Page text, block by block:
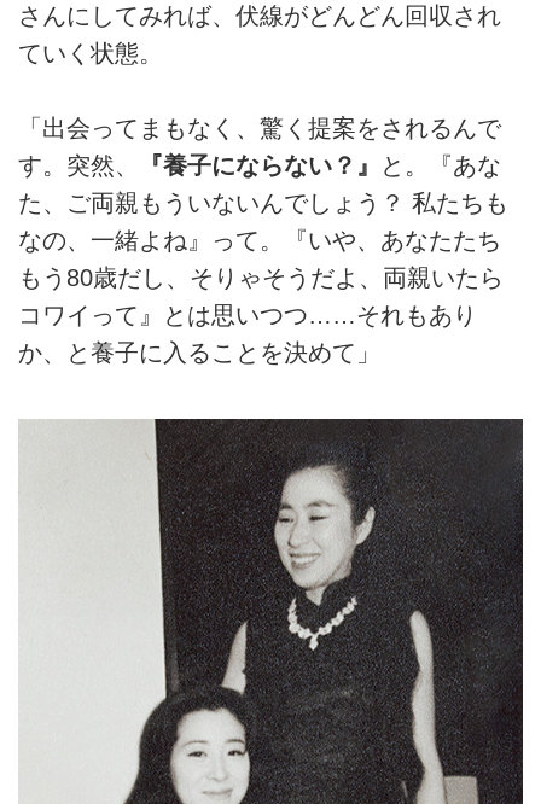
さんにしてみれば、伏線がどんどん回収され
ていく状態。
「出会ってまもなく、驚く提案をされるんで
す。突然、
『養子にならない？』
と。『あな
た、ご両親もういないんでしょう？ 私たちも
なの、一緒よね』って。『いや、あなたたち
もう80歳だし、そりゃそうだよ、両親いたら
コワイって』とは思いつつ……それもあり
か、と養子に入ることを決めて」